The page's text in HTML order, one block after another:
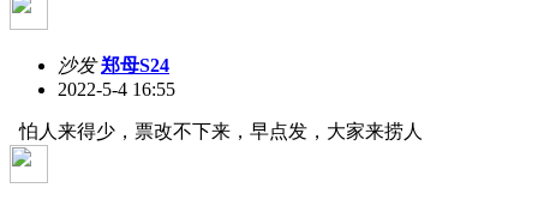
沙发 郑母S24
2022-5-4 16:55
怕人来得少，票改不下来，早点发，大家来捞人